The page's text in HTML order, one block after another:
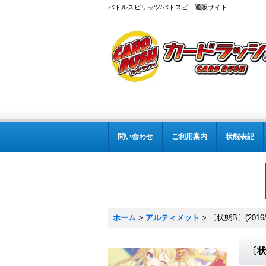
バトルスピリッツ/バトスピ 通販サイト
問い合わせ ご利用案内 状態表記
ホーム > アルティメット > 〔状態B〕
〔